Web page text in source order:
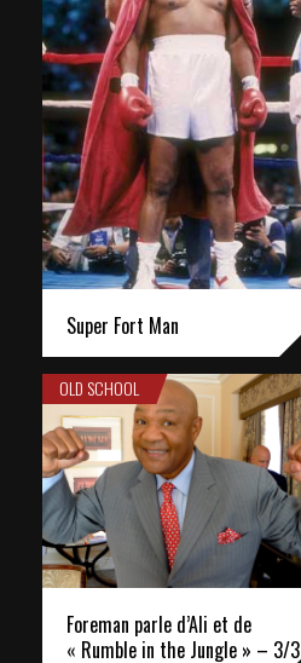
Super Fort Man
OLD SCHOOL
Foreman parle d’Ali et de
« Rumble in the Jungle » – 3/3